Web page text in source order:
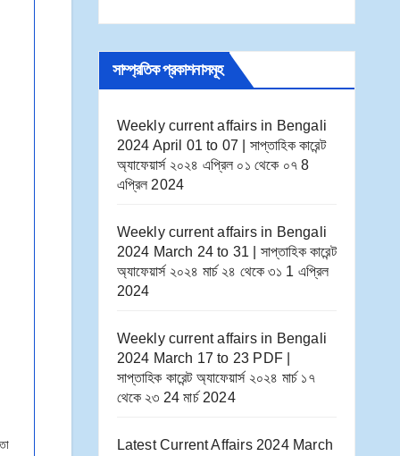
সাম্প্রতিক প্রকাশনাসমূহ
Weekly current affairs in Bengali
2024 April 01 to 07 | সাপ্তাহিক কারেন্ট
অ্যাফেয়ার্স ২০২৪ এপ্রিল ০১ থেকে ০৭ 8
এপ্রিল 2024
Weekly current affairs in Bengali
2024 March 24 to 31 | সাপ্তাহিক কারেন্ট
অ্যাফেয়ার্স ২০২৪ মার্চ ২৪ থেকে ৩১ 1 এপ্রিল
2024
Weekly current affairs in Bengali
2024 March 17 to 23 PDF |
সাপ্তাহিক কারেন্ট অ্যাফেয়ার্স ২০২৪ মার্চ ১৭
থেকে ২৩ 24 মার্চ 2024
Latest Current Affairs 2024 March